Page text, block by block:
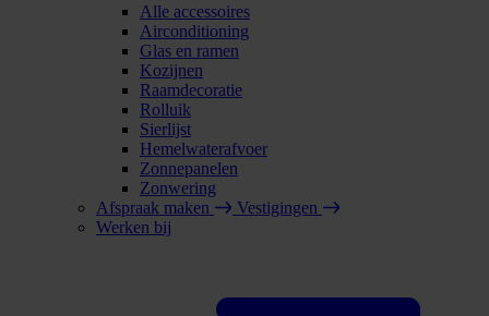
Alle accessoires
Airconditioning
Glas en ramen
Kozijnen
Raamdecoratie
Rolluik
Sierlijst
Hemelwaterafvoer
Zonnepanelen
Zonwering
Afspraak maken
Vestigingen
Werken bij